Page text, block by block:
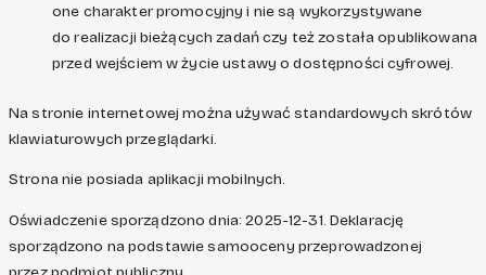
one charakter promocyjny i nie są wykorzystywane
do realizacji bieżących zadań czy też została opublikowana
przed wejściem w życie ustawy o dostępności cyfrowej.
Na stronie internetowej można używać standardowych skrótów
klawiaturowych przeglądarki.
Strona nie posiada aplikacji mobilnych.
Oświadczenie sporządzono dnia: 2025-12-31. Deklarację
sporządzono na podstawie samooceny przeprowadzonej